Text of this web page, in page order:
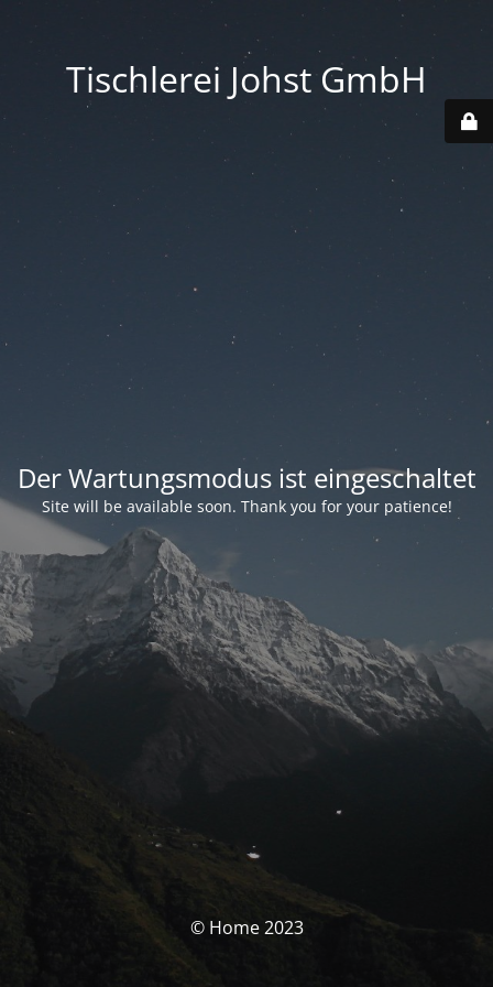
Tischlerei Johst GmbH
Der Wartungsmodus ist eingeschaltet
Site will be available soon. Thank you for your patience!
© Home 2023